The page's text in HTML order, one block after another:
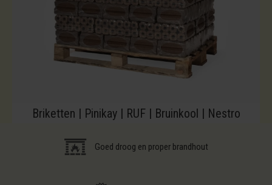
Briketten | Pinikay | RUF | Bruinkool | Nestro
Goed droog en proper brandhout